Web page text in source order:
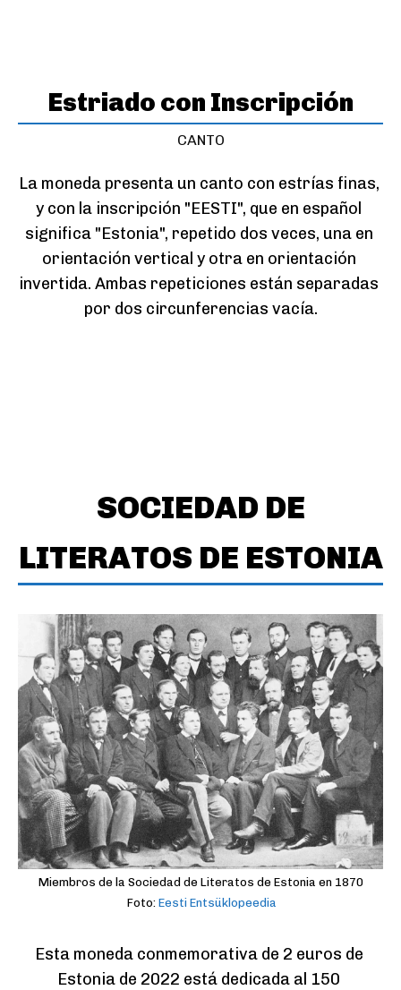
Estriado con Inscripción
CANTO
La moneda presenta un canto con estrías finas,
y con la inscripción "EESTI", que en español
significa "Estonia", repetido dos veces, una en
orientación vertical y otra en orientación
invertida. Ambas repeticiones están separadas
por dos circunferencias vacía.
SOCIEDAD DE
LITERATOS DE ESTONIA
Miembros de la Sociedad de Literatos de Estonia en 1870
Foto: Eesti Entsüklopeedia
Esta moneda conmemorativa de 2 euros de
Estonia de 2022 está dedicada al 150